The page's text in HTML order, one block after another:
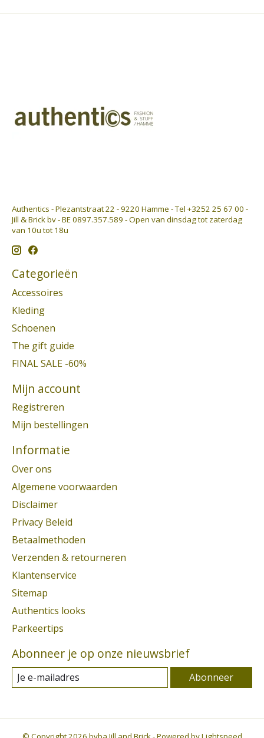
Authentics - Plezantstraat 22 - 9220 Hamme - Tel +3252 25 67 00 -
Jill & Brick bv - BE 0897.357.589 - Open van dinsdag tot zaterdag
van 10u tot 18u
Categorieën
Accessoires
Kleding
Schoenen
The gift guide
FINAL SALE -60%
Mijn account
Registreren
Mijn bestellingen
Informatie
Over ons
Algemene voorwaarden
Disclaimer
Privacy Beleid
Betaalmethoden
Verzenden & retourneren
Klantenservice
Sitemap
Authentics looks
Parkeertips
Abonneer je op onze nieuwsbrief
Abonneer